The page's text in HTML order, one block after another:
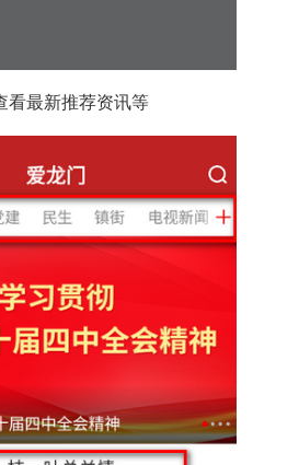
看最新推荐资讯等